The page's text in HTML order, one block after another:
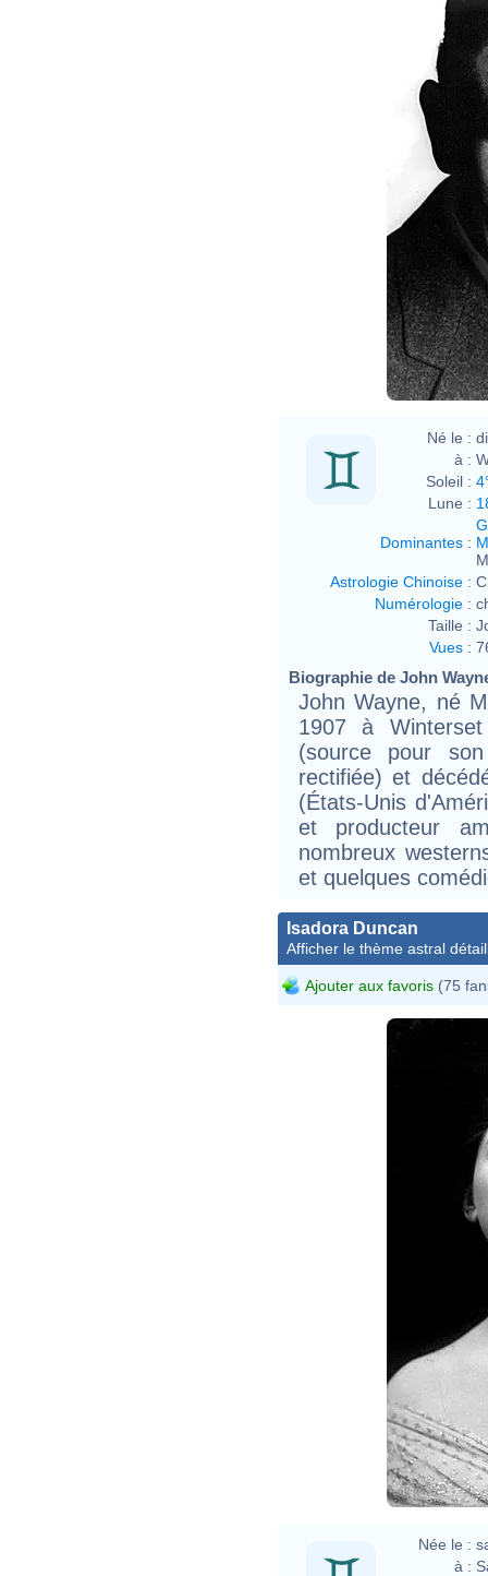
Né le :
à :
Soleil :
Lune :
Dominantes :
Astrologie Chinoise :
Numérologie :
Taille :
Vues :
Biographie de John
John Wayne, né
1907 à
(source pour
rectifiée) et
(États-Unis
et producteur
nombreux
et quelques
Isadora Duncan
Afficher le thème astral
Ajouter aux favoris (75
Née le :
à :